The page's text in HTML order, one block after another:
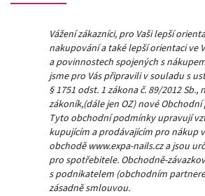
Vážení zákazníci, pro Vaši lepší
nakupování a také lepší orientaci ve
a povinnostech spojených s
jsme pro Vás připravili v souladu s
§ 1751 odst. 1 zákona č. 89/2012 Sb.,
zákoník,(dále jen OZ) nové
Tyto obchodní podmínky upravují
kupujícím a prodávajícím pro nákup
obchodě www.expa-nails.cz a jsou
pro spotřebitele. Obchodně-
s podnikatelem (obchodním
zásadně smlouvou.